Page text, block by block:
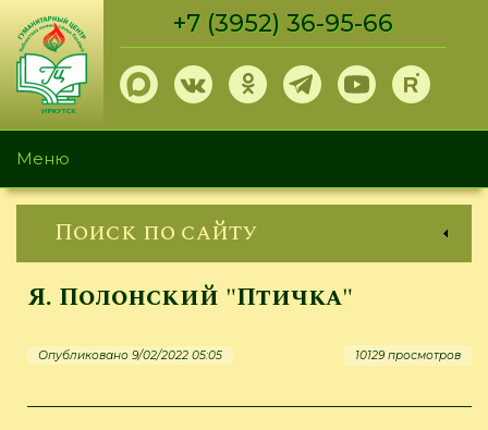
Перейти
основному
содержанию
+7 (3952) 36-95-66
Меню
Поиск по сайту
Я. Полонский "Птичка"
Опубликовано 9/02/2022 05:05 10129 просмотров